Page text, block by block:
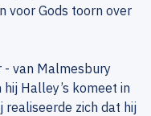
voor Gods toorn over
- van Malmesbury
Halley’s komeet in
zich dat hij